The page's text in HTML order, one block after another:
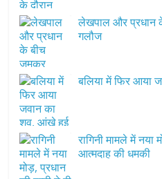
लेखपाल और प्रधान
गलौज
बलिया में फिर आया
रागिनी मामले में नया
आत्मदाह की धमकी